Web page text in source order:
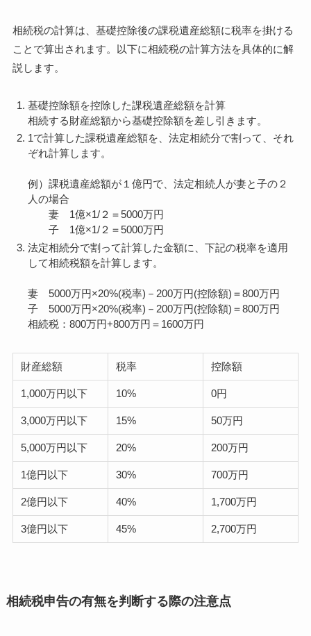
相続税の計算は、基礎控除後の課税遺産総額に税率を掛ける
ことで算出されます。以下に相続税の計算方法を具体的に解
説します。
基礎控除額を控除した課税遺産総額を計算
相続する財産総額から基礎控除額を差し引きます。
1で計算した課税遺産総額を、法定相続分で割って、それ
ぞれ計算します。
例）課税遺産総額が１億円で、法定相続人が妻と子の２
人の場合
妻 1億×1/２＝5000万円
子 1億×1/２＝5000万円
法定相続分で割って計算した金額に、下記の税率を適用
して相続税額を計算します。
妻 5000万円×20%(税率)－200万円(控除額)＝800万円
子 5000万円×20%(税率)－200万円(控除額)＝800万円
相続税：800万円+800万円＝1600万円
財産総額 税率 控除額
1,000万円以下 10% 0円
3,000万円以下 15% 50万円
5,000万円以下 20% 200万円
1億円以下 30% 700万円
2億円以下 40% 1,700万円
3億円以下 45% 2,700万円
相続税申告の有無を判断する際の注意点